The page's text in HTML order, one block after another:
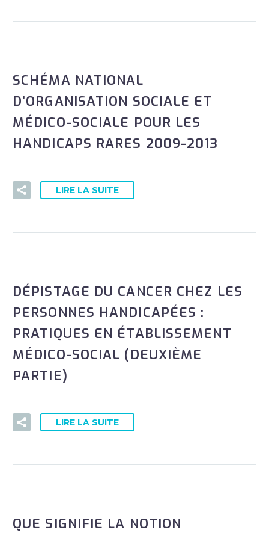
SCHÉMA NATIONAL
D’ORGANISATION SOCIALE ET
MÉDICO-SOCIALE POUR LES
HANDICAPS RARES 2009-2013
LIRE LA SUITE
DÉPISTAGE DU CANCER CHEZ LES
PERSONNES HANDICAPÉES :
PRATIQUES EN ÉTABLISSEMENT
MÉDICO-SOCIAL (DEUXIÈME
PARTIE)
LIRE LA SUITE
QUE SIGNIFIE LA NOTION